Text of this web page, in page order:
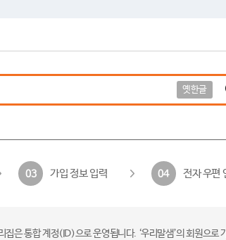
옛한글
03 가입 정보 입력 04 전자 우편
집은 통합 계정(ID)으로 운영됩니다. ‘우리말샘’의 회원으